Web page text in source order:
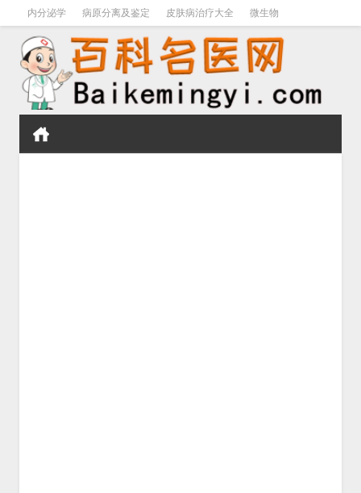
内分泌学 病原分离及鉴定 皮肤病治疗大全 微生物
皮肤病学 男科学 血液病学 心血管 口腔医学 禁戒毒品